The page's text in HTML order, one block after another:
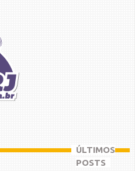
ÚLTIMOS
POSTS